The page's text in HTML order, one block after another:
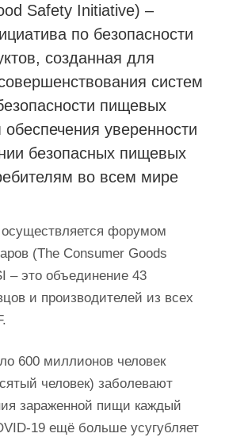
Safety Initiative) –
по безопасности
созданная для
систем
пищевых
уверенности
безопасных пищевых
во всем мире
форумом
(The Consumer Goods
– это объединение 43
и производителей из всех
600 миллионов человек
человек) заболевают
зараженной пищи каждый
19 ещё больше усугубляет